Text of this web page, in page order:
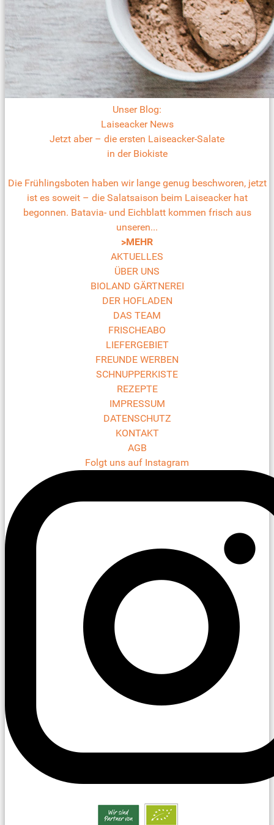
Unser Blog:
Laiseacker News
Jetzt aber – die ersten Laiseacker-Salate
in der Biokiste
Die Frühlingsboten haben wir lange genug beschworen, jetzt
ist es soweit – die Salatsaison beim Laiseacker hat
begonnen. Batavia- und Eichblatt kommen frisch aus
unseren...
>MEHR
AKTUELLES
ÜBER UNS
BIOLAND GÄRTNEREI
DER HOFLADEN
DAS TEAM
FRISCHEABO
LIEFERGEBIET
FREUNDE WERBEN
SCHNUPPERKISTE
REZEPTE
IMPRESSUM
DATENSCHUTZ
KONTAKT
AGB
Folgt uns auf Instagram